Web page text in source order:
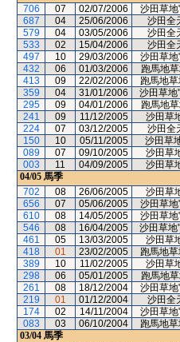
706
07 02/07/2006 沙田草
687
04 25/06/2006 沙田全
579
04 03/05/2006 沙田全
533
02 15/04/2006 沙田全
497
10 29/03/2006 沙田草
432
06 01/03/2006 跑馬地
413
09 22/02/2006 跑馬地
359
04 31/01/2006 沙田草地
295
09 04/01/2006 跑馬地
241
09 11/12/2005 沙田草
224
07 03/12/2005 沙田全
150
10 05/11/2005 沙田草
089
07 09/10/2005 沙田草
003
11 04/09/2005 沙田草
04/05 馬季
702
08 26/06/2005 沙田草
656
07 05/06/2005 沙田草
610
08 14/05/2005 沙田草
546
08 16/04/2005 沙田草地
461
05 13/03/2005 沙田草
418
01 23/02/2005 跑馬地
389
10 11/02/2005 沙田草
298
06 05/01/2005 跑馬地
261
08 18/12/2004 沙田草
219
01 01/12/2004 沙田全
174
02 14/11/2004 沙田草
083
03 06/10/2004 跑馬地
03/04 馬季